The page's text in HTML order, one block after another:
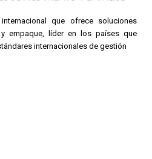
que ofrece soluciones
empaque, líder en los países que
internacionales de gestión